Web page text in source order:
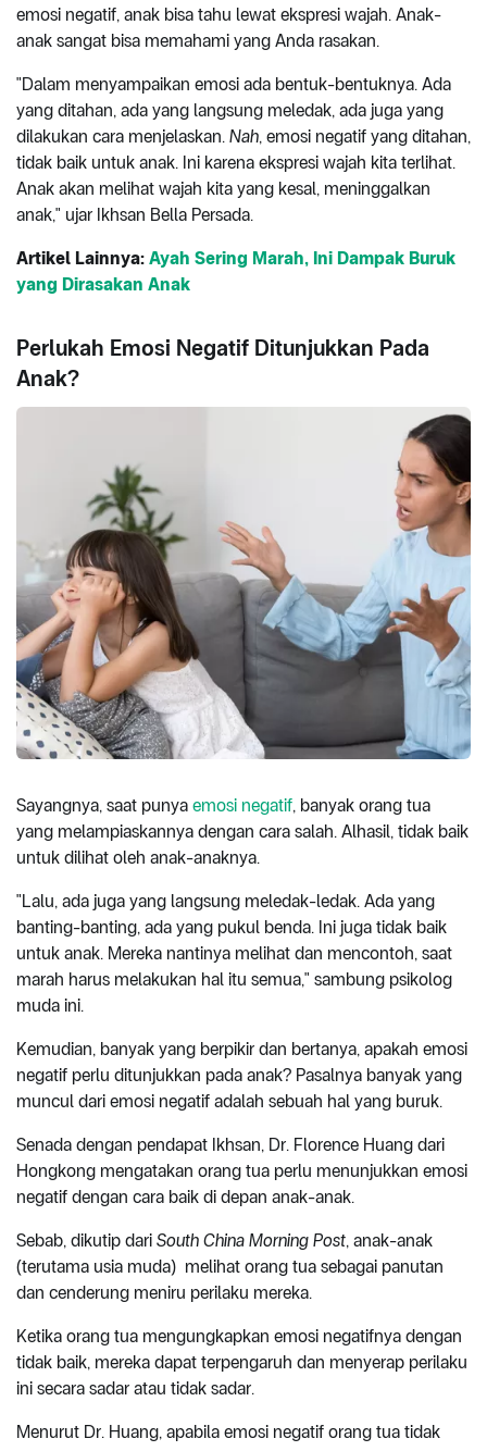
emosi negatif, anak bisa tahu lewat ekspresi wajah. Anak-
anak sangat bisa memahami yang Anda rasakan.
"Dalam menyampaikan emosi ada bentuk-bentuknya. Ada
yang ditahan, ada yang langsung meledak, ada juga yang
dilakukan cara menjelaskan. Nah, emosi negatif yang ditahan,
tidak baik untuk anak. Ini karena ekspresi wajah kita terlihat.
Anak akan melihat wajah kita yang kesal, meninggalkan
anak," ujar Ikhsan Bella Persada.
Artikel Lainnya: Ayah Sering Marah, Ini Dampak Buruk
yang Dirasakan Anak
Perlukah Emosi Negatif Ditunjukkan Pada
Anak?
Sayangnya, saat punya emosi negatif, banyak orang tua
yang melampiaskannya dengan cara salah. Alhasil, tidak baik
untuk dilihat oleh anak-anaknya.
"Lalu, ada juga yang langsung meledak-ledak. Ada yang
banting-banting, ada yang pukul benda. Ini juga tidak baik
untuk anak. Mereka nantinya melihat dan mencontoh, saat
marah harus melakukan hal itu semua," sambung psikolog
muda ini.
Kemudian, banyak yang berpikir dan bertanya, apakah emosi
negatif perlu ditunjukkan pada anak? Pasalnya banyak yang
muncul dari emosi negatif adalah sebuah hal yang buruk.
Senada dengan pendapat Ikhsan, Dr. Florence Huang dari
Hongkong mengatakan orang tua perlu menunjukkan emosi
negatif dengan cara baik di depan anak-anak.
Sebab, dikutip dari South China Morning Post, anak-anak
(terutama usia muda) melihat orang tua sebagai panutan
dan cenderung meniru perilaku mereka.
Ketika orang tua mengungkapkan emosi negatifnya dengan
tidak baik, mereka dapat terpengaruh dan menyerap perilaku
ini secara sadar atau tidak sadar.
Menurut Dr. Huang, apabila emosi negatif orang tua tidak